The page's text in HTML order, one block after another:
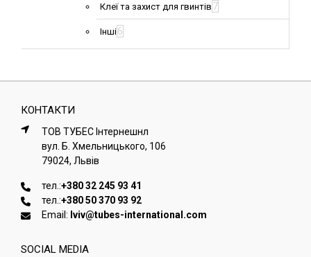
Клеї та захист для гвинтів 7
Інші6
КОНТАКТИ
ТОВ ТУБЕС Iнтернешнл
вул. Б. Хмельницького, 106
79024, Львiв
тел.:+380 32 245 93 41
тел.:+380 50 370 93 92
Email: lviv@tubes-international.com
SOCIAL MEDIA